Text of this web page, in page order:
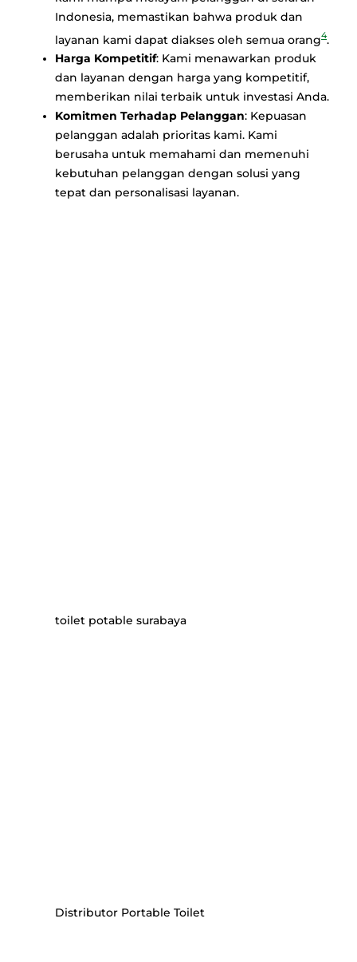
Indonesia, memastikan bahwa produk dan
layanan kami dapat diakses oleh semua orang4.
Harga Kompetitif: Kami menawarkan produk
dan layanan dengan harga yang kompetitif,
memberikan nilai terbaik untuk investasi Anda.
Komitmen Terhadap Pelanggan: Kepuasan
pelanggan adalah prioritas kami. Kami
berusaha untuk memahami dan memenuhi
kebutuhan pelanggan dengan solusi yang
tepat dan personalisasi layanan.
toilet potable surabaya
Distributor Portable Toilet